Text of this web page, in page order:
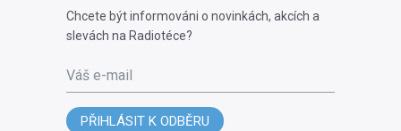
Chcete být informováni o novinkách, akcích a
slevách na Radiotéce?
Váš e-mail
PŘIHLÁSIT K ODBĚRU